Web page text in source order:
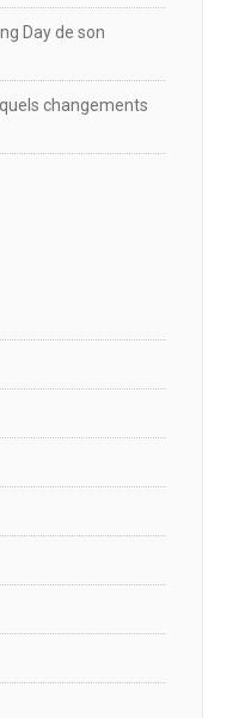
Day de son
quels changements